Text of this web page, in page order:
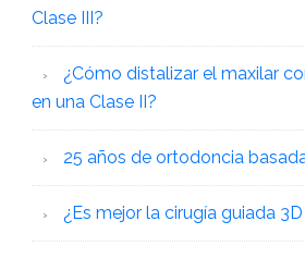
Clase III?
¿Cómo distalizar el maxilar
en una Clase II?
25 años de ortodoncia
¿Es mejor la cirugía guiada